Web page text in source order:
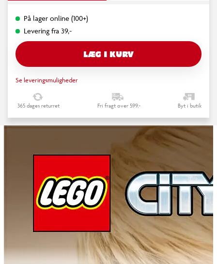
På lager online (100+)
Levering fra 39,-
LÆG I KURV
Se leveringsmuligheder
365 dages returret Fri fragt over 599,- Byt i butik